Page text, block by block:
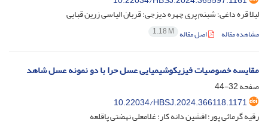
لیلا قره داغی؛ شبنم پری چهره دیزجی؛ قربان الیاسی زرین قبایی
مشاهده مقاله اصل مقاله 1.18 M
مقایسه خصوصیات فیزیکوشیمیایی عسل حرا با دو نمونه عسل شاهد
صفحه32-44
10.22034/HBSJ.2024.366118.1171
رقیه گرمائی پور؛ افشین دانه کار؛ غلامعلی نهضتی پاقلعه